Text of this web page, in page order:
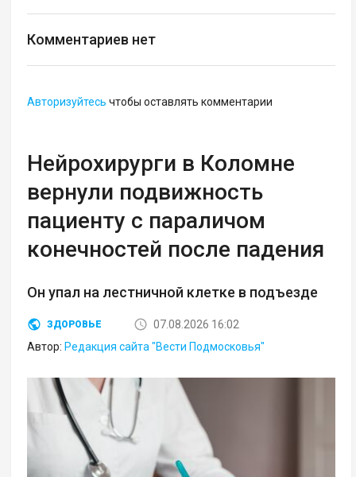
Комментариев нет
Авторизуйтесь чтобы оставлять комментарии
Нейрохирурги в Коломне
вернули подвижность
пациенту с параличом
конечностей после падения
Он упал на лестничной клетке в подъезде
ЗДОРОВЬЕ
07.08.2026 16:02
Автор: Редакция сайта "Вести Подмосковья"